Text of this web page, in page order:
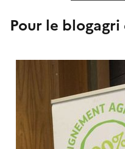
Pour le